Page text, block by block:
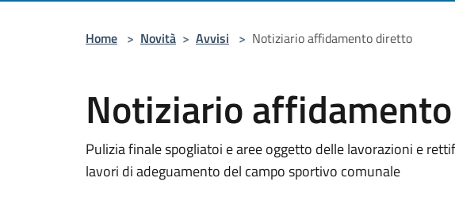
Home > Novità > Avvisi > Notiziario affidamento diretto
Notiziario
Pulizia finale spogliatoi e aree oggetto delle lavorazioni e
lavori di adeguamento del campo sportivo comunale